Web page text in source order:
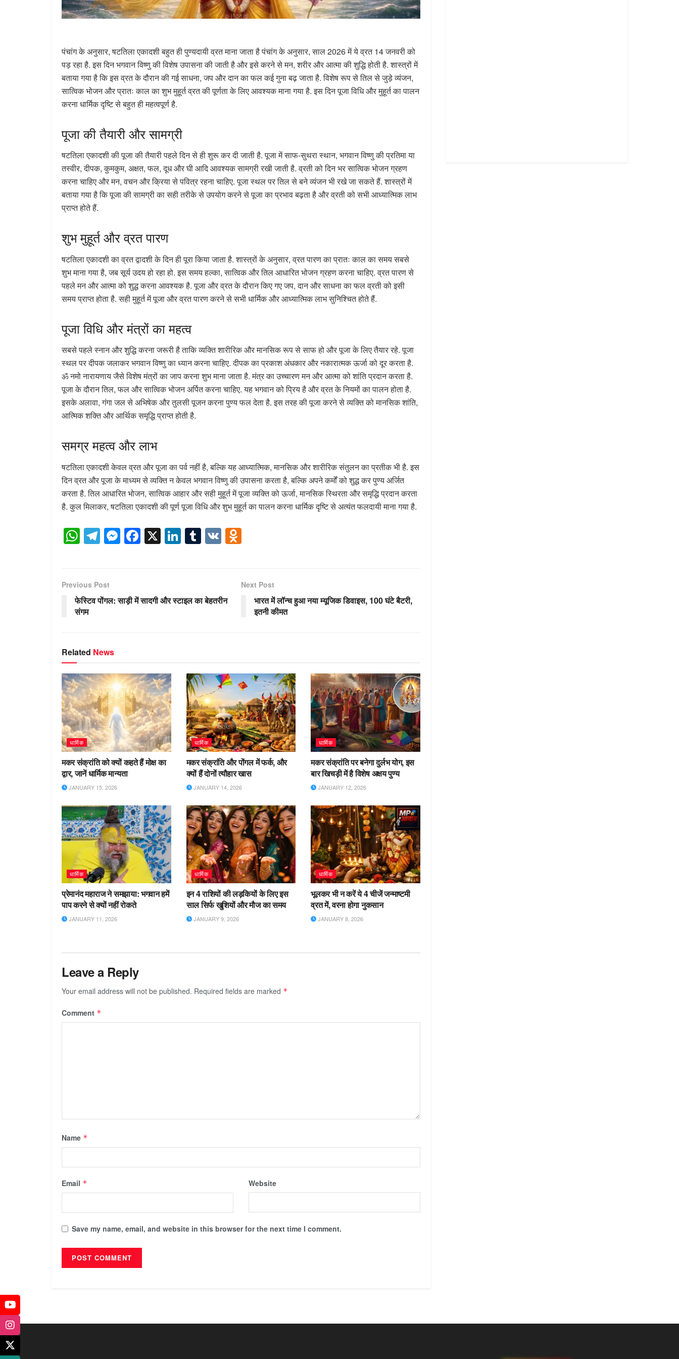
पंचांग के अनुसार, षटतिला एकादशी बहुत ही पुण्यदायी व्रत माना जाता है पंचांग के अनुसार, साल 2026 में ये व्रत 14 जनवरी को
पड़ रहा है. इस दिन भगवान विष्णु की विशेष उपासना की जाती है और इसे करने से मन, शरीर और आत्मा की शुद्धि होती है. शास्त्रों में
बताया गया है कि इस व्रत के दौरान की गई साधना, जप और दान का फल कई गुना बढ़ जाता है. विशेष रूप से तिल से जुड़े व्यंजन,
सात्विक भोजन और प्रातः काल का शुभ मुहूर्त व्रत की पूर्णता के लिए आवश्यक माना गया है. इस दिन पूजा विधि और मुहूर्त का पालन
करना धार्मिक दृष्टि से बहुत ही महत्वपूर्ण है.
पूजा की तैयारी और सामग्री
षटतिला एकादशी की पूजा की तैयारी पहले दिन से ही शुरू कर दी जाती है. पूजा में साफ-सुथरा स्थान, भगवान विष्णु की प्रतिमा या
तस्वीर, दीपक, कुमकुम, अक्षत, फल, दूध और घी आदि आवश्यक सामग्री रखी जाती है. व्रती को दिन भर सात्विक भोजन ग्रहण
करना चाहिए और मन, वचन और क्रिया से पवित्र रहना चाहिए. पूजा स्थल पर तिल से बने व्यंजन भी रखे जा सकते हैं. शास्त्रों में
बताया गया है कि पूजा की सामग्री का सही तरीके से उपयोग करने से पूजा का प्रभाव बढ़ता है और व्रती को सभी आध्यात्मिक लाभ
प्राप्त होते हैं.
शुभ मुहूर्त और व्रत पारण
षटतिला एकादशी का व्रत द्वादशी के दिन ही पूरा किया जाता है. शास्त्रों के अनुसार, व्रत पारण का प्रातः काल का समय सबसे
शुभ माना गया है, जब सूर्य उदय हो रहा हो. इस समय हल्का, सात्विक और तिल आधारित भोजन ग्रहण करना चाहिए. व्रत पारण से
पहले मन और आत्मा को शुद्ध करना आवश्यक है. पूजा और व्रत के दौरान किए गए जप, दान और साधना का फल व्रती को इसी
समय प्राप्त होता है. सही मुहूर्त में पूजा और व्रत पारण करने से सभी धार्मिक और आध्यात्मिक लाभ सुनिश्चित होते हैं.
पूजा विधि और मंत्रों का महत्व
सबसे पहले स्नान और शुद्धि करना जरूरी है ताकि व्यक्ति शारीरिक और मानसिक रूप से साफ हो और पूजा के लिए तैयार रहे. पूजा
स्थल पर दीपक जलाकर भगवान विष्णु का ध्यान करना चाहिए. दीपक का प्रकाश अंधकार और नकारात्मक ऊर्जा को दूर करता है.
ॐ नमो नारायणाय जैसे विशेष मंत्रों का जाप करना शुभ माना जाता है. मंत्र का उच्चारण मन और आत्मा को शांति प्रदान करता है.
पूजा के दौरान तिल, फल और सात्विक भोजन अर्पित करना चाहिए. यह भगवान को प्रिय है और व्रत के नियमों का पालन होता है.
इसके अलावा, गंगा जल से अभिषेक और तुलसी पूजन करना पुण्य फल देता है. इस तरह की पूजा करने से व्यक्ति को मानसिक शांति,
आत्मिक शक्ति और आर्थिक समृद्धि प्राप्त होती है.
समग्र महत्व और लाभ
षटतिला एकादशी केवल व्रत और पूजा का पर्व नहीं है, बल्कि यह आध्यात्मिक, मानसिक और शारीरिक संतुलन का प्रतीक भी है. इस
दिन व्रत और पूजा के माध्यम से व्यक्ति न केवल भगवान विष्णु की उपासना करता है, बल्कि अपने कर्मों को शुद्ध कर पुण्य अर्जित
करता है. तिल आधारित भोजन, सात्विक आहार और सही मुहूर्त में पूजा व्यक्ति को ऊर्जा, मानसिक स्थिरता और समृद्धि प्रदान करता
है. कुल मिलाकर, षटतिला एकादशी की पूर्ण पूजा विधि और शुभ मुहूर्त का पालन करना धार्मिक दृष्टि से अत्यंत फलदायी माना गया है.
W
h
s
A
p
T
el
gr
a
M
e
n
F
a
b
X Li
n
dI
T
u
r
V
K
o
Previous Post
फेस्टिव पोंगल: साड़ी में सादगी और स्टाइल का बेहतरीन
संगम
Next Post
भारत में लॉन्च हुआ नया म्यूजिक डिवाइस, 100 घंटे बैटरी,
इतनी कीमत
Related News
धार्मिक
मकर संक्रांति को क्यों कहते हैं मोक्ष का
द्वार, जानें धार्मिक मान्यता
JANUARY 15, 2026
धार्मिक
मकर संक्रांति और पोंगल में फर्क, और
क्यों हैं दोनों त्यौहार खास
JANUARY 14, 2026
धार्मिक
मकर संक्रांति पर बनेगा दुर्लभ योग, इस
बार खिचड़ी में है विशेष अक्षय पुण्य
JANUARY 12, 2026
धार्मिक
प्रेमानंद महाराज ने समझाया: भगवान हमें
पाप करने से क्यों नहीं रोकते
JANUARY 11, 2026
धार्मिक
इन 4 राशियों की लड़कियों के लिए इस
साल सिर्फ खुशियों और मौज का समय
JANUARY 9, 2026
धार्मिक
भूलकर भी न करें ये 4 चीजें जन्माष्टमी
व्रत में, वरना होगा नुकसान
JANUARY 8, 2026
Leave a Reply
Your email address will not be published. Required fields are marked *
Comment *
Name *
Email * Website
Save my name, email, and website in this browser for the next time I comment.